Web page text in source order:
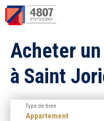
Vente
Location
Syndic
Acheter
à Saint
Appartement
Type de bien